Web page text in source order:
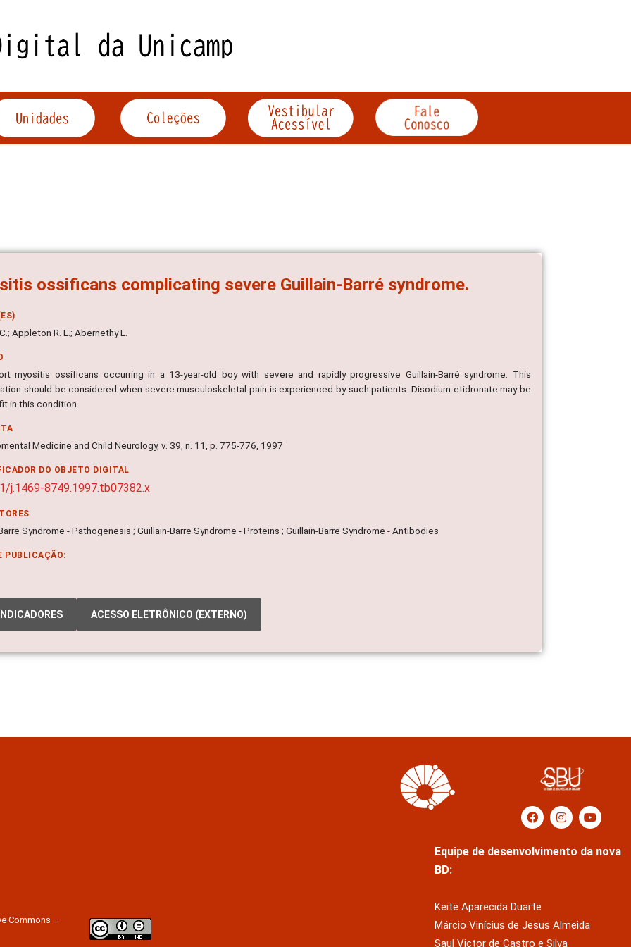
ossificans complicating severe Guillain-Barré syndrome.
Appleton R. E.; Abernethy L.
myositis ossificans occurring in a 13-year-old boy with severe and rapidly progressive Guillain-Barré syndrome. This
should be considered when severe musculoskeletal pain is experienced by such patients. Disodium etidronate may be
in this condition.
Medicine and Child Neurology, v. 39, n. 11, p. 775-776, 1997
DO OBJETO DIGITAL
j.1469-8749.1997.tb07382.x
Syndrome - Pathogenesis ; Guillain-Barre Syndrome - Proteins ; Guillain-Barre Syndrome - Antibodies
PUBLICAÇÃO:
INDICADORES ACESSO ELETRÔNICO (EXTERNO)
Commons –
Equipe de desenvolvimento da nova
BD:
Keite Aparecida Duarte
Márcio Vinícius de Jesus Almeida
Saul Victor de Castro e Silva